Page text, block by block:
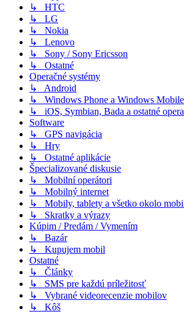
↳ HTC
↳ LG
↳ Nokia
↳ Lenovo
↳ Sony / Sony Ericsson
↳ Ostatné
Operačné systémy
↳ Android
↳ Windows Phone a Windows Mobile
↳ iOS, Symbian, Bada a ostatné
Software
↳ GPS navigácia
↳ Hry
↳ Ostatné aplikácie
Špecializované diskusie
↳ Mobilní operátori
↳ Mobilný internet
↳ Mobily, tablety a všetko okolo
↳ Skratky a výrazy
Kúpim / Predám / Vymením
↳ Bazár
↳ Kupujem mobil
Ostatné
↳ Články
↳ SMS pre každú príležitosť
↳ Vybrané videorecenzie mobilov
↳ Kôš